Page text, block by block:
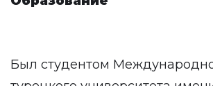
Был студентом